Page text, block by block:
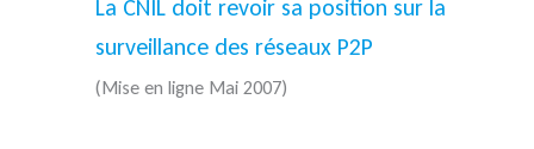
La CNIL doit revoir sa position sur la
surveillance des réseaux P2P
(Mise en ligne Mai 2007)